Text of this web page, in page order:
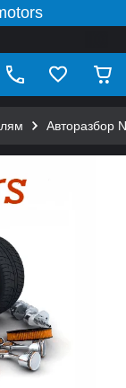
Авторазбор